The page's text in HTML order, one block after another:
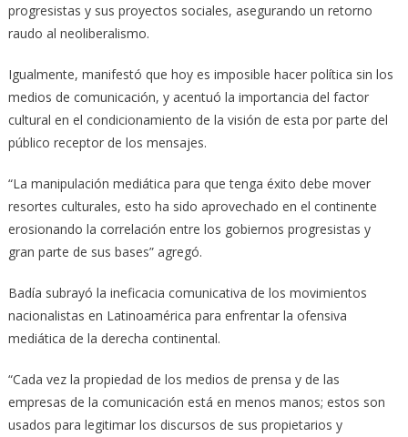
progresistas y sus proyectos sociales, asegurando un retorno
raudo al neoliberalismo.
Igualmente, manifestó que hoy es imposible hacer política sin los
medios de comunicación, y acentuó la importancia del factor
cultural en el condicionamiento de la visión de esta por parte del
público receptor de los mensajes.
“La manipulación mediática para que tenga éxito debe mover
resortes culturales, esto ha sido aprovechado en el continente
erosionando la correlación entre los gobiernos progresistas y
gran parte de sus bases” agregó.
Badía subrayó la ineficacia comunicativa de los movimientos
nacionalistas en Latinoamérica para enfrentar la ofensiva
mediática de la derecha continental.
“Cada vez la propiedad de los medios de prensa y de las
empresas de la comunicación está en menos manos; estos son
usados para legitimar los discursos de sus propietarios y